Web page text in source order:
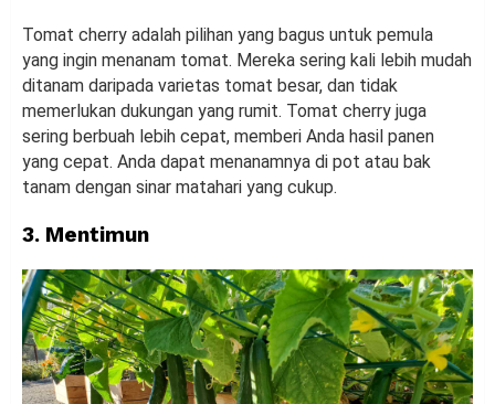
Tomat cherry adalah pilihan yang bagus untuk pemula
yang ingin menanam tomat. Mereka sering kali lebih mudah
ditanam daripada varietas tomat besar, dan tidak
memerlukan dukungan yang rumit. Tomat cherry juga
sering berbuah lebih cepat, memberi Anda hasil panen
yang cepat. Anda dapat menanamnya di pot atau bak
tanam dengan sinar matahari yang cukup.
3. Mentimun